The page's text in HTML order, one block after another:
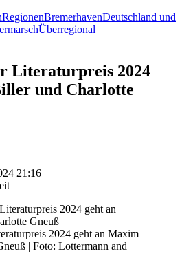
RegionenBremerhavenDeutschland und
Überregional
Literaturpreis 2024
und Charlotte
21:16
2024 geht an Maxim
| Foto: Lottermann and